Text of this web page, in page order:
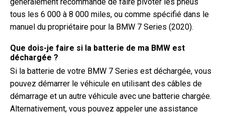
tous les 6 000 à 8 000 miles, ou comme spécifié dans le
manuel du propriétaire pour la BMW 7 Series (2020).
Que dois-je faire si la batterie de ma BMW est
déchargée ?
Si la batterie de votre BMW 7 Series est déchargée, vous
pouvez démarrer le véhicule en utilisant des câbles de
démarrage et un autre véhicule avec une batterie chargée.
Alternativement, vous pouvez appeler une assistance